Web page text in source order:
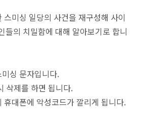
미싱 일당의 사건을 재구성해 사이
들의 치밀함에 대해 알아보기로 합니
싱 문자입니다.
삭제를 하면 됩니다.
휴대폰에 악성코드가 깔리게 됩니다.